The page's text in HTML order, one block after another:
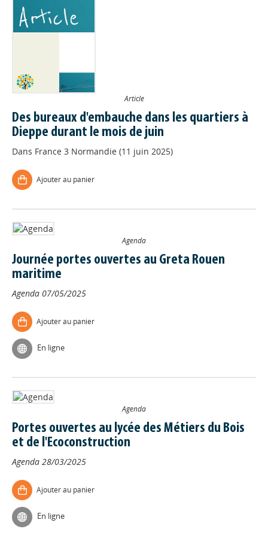
Article
Des bureaux d'embauche dans les quartiers à
Dieppe durant le mois de juin
Dans France 3 Normandie (11 juin 2025)
Ajouter au panier
Agenda
Journée portes ouvertes au Greta Rouen
maritime
Agenda 07/05/2025
Ajouter au panier
En ligne
Agenda
Portes ouvertes au lycée des Métiers du Bois
et de l'Ecoconstruction
Agenda 28/03/2025
Ajouter au panier
En ligne